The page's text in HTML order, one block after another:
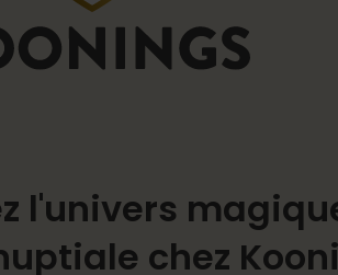
l'univers
chez